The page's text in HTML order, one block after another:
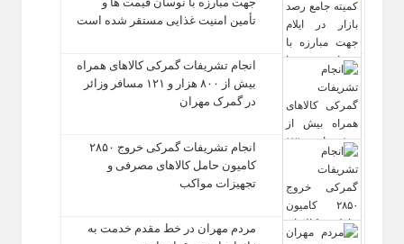
تأمین امنیت غذایی مستقر شده است
انجام تشریفات گمرکی کالاهای همراه
بیش از ۸۰۰ هزار و ۱۲۱ مسافر وزائر
در گمرک مهران
انجام تشریفات گمرکی خروج ۲۸۵۰
کامیون حامل کالاهای مصرفی و
تجهیزات مواکب
مردم مهران در خط مقدم خدمت به